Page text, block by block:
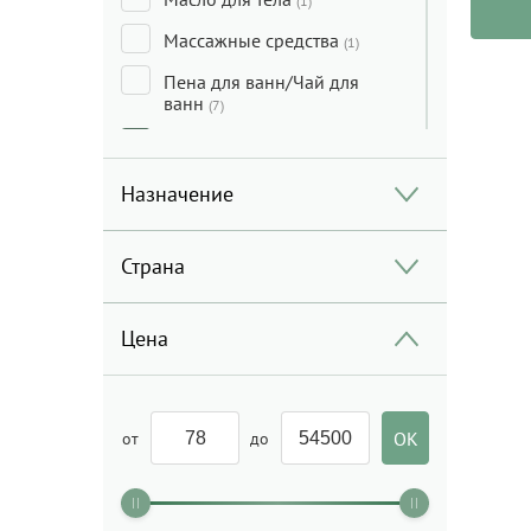
Массажные средства (1)
Пена для ванн/Чай для
ванн (7)
умывания
Скраб для лица/Пилинг для
лица(4)
Скраб для тела/Пилинг для
Средство для интимной
Сыворотка для лица(3)
Назначение
Страна
Цена
от до